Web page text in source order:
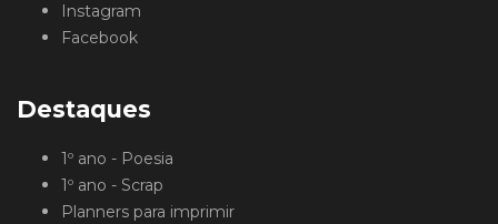
Instagram
Facebook
Destaques
1º ano - Poesia
1º ano - Scrap
Planners para imprimir